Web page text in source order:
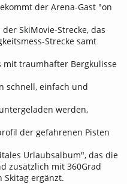
der Arena-Gast "on
SkiMovie-Strecke, das
Strecke samt
mit traumhafter Bergkulisse
schnell, einfach und
werden,
der gefahrenen Pisten
Urlaubsalbum", das die
zusätzlich mit 360Grad
Skitag ergänzt.